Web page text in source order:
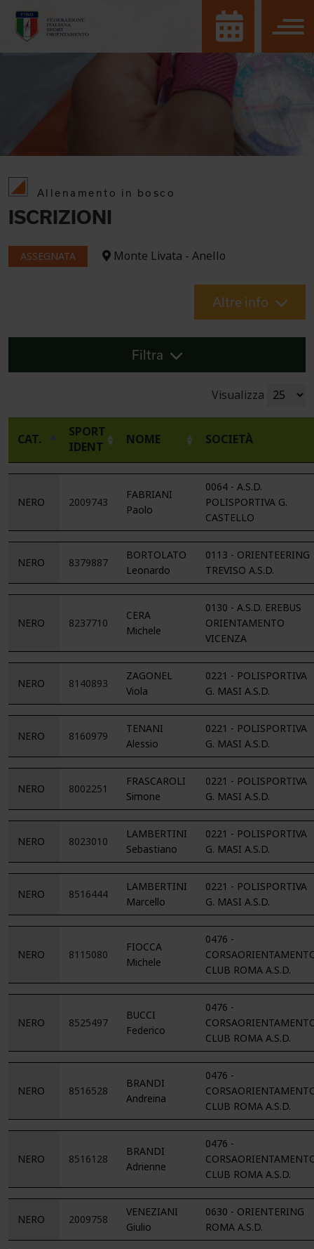
Allenamento in bosco
ISCRIZIONI
ASSEGNATA Monte Livata - Anello
Altre info
Filtra
Visualizza
CAT.
SPORT
IDENT
NOME SOCIETÀ
NERO 2009743
FABRIANI
Paolo
0064 - A.S.D.
POLISPORTIVA G.
CASTELLO
NERO 8379887
BORTOLATO
Leonardo
0113 - ORIENTEERING
TREVISO A.S.D.
NERO 8237710
CERA
Michele
0130 - A.S.D. EREBUS
ORIENTAMENTO
VICENZA
NERO 8140893
ZAGONEL
Viola
0221 - POLISPORTIVA
G. MASI A.S.D.
NERO 8160979
TENANI
Alessio
0221 - POLISPORTIVA
G. MASI A.S.D.
NERO 8002251
FRASCAROLI
Simone
0221 - POLISPORTIVA
G. MASI A.S.D.
NERO 8023010
LAMBERTINI
Sebastiano
0221 - POLISPORTIVA
G. MASI A.S.D.
NERO 8516444
LAMBERTINI
Marcello
0221 - POLISPORTIVA
G. MASI A.S.D.
NERO 8115080
FIOCCA
Michele
0476 -
CLUB ROMA A.S.D.
NERO 8525497
BUCCI
Federico
0476 -
CLUB ROMA A.S.D.
NERO 8516528
BRANDI
Andreina
0476 -
CLUB ROMA A.S.D.
NERO 8516128
BRANDI
Adrienne
0476 -
CLUB ROMA A.S.D.
NERO 2009758
VENEZIANI
Giulio
0630 - ORIENTERING
ROMA A.S.D.